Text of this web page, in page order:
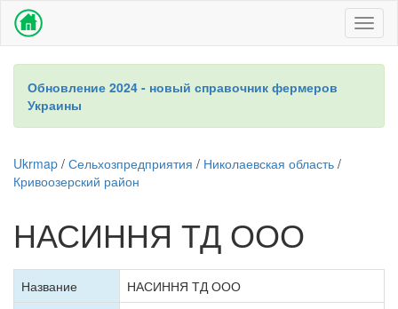
Обновление 2024 - новый справочник фермеров
Украины
Ukrmap / Сельхозпредприятия / Николаевская область /
Кривоозерский район
НАСИННЯ ТД ООО
Название
НАСИННЯ ТД ООО